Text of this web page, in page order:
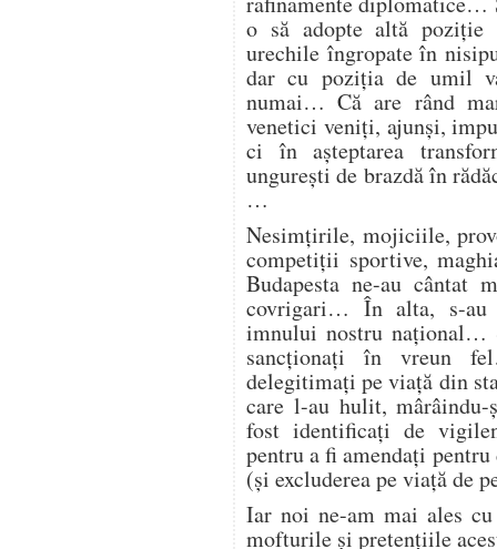
o să adopte altă poziție
urechile îngropate în
dar cu poziția de umil
numai… Că are rând
venetici veniți, ajunși,
ci în așteptarea
ungurești de brazdă în
…
Nesimțirile, mojiciile,
competiții sportive,
Budapesta ne-au cântat
covrigari… În alta, s-au
imnului nostru
sancționați în vreun
delegitimați pe viață din
care l-au hulit,
fost identificați de
pentru a fi amendați
(și excluderea pe viață de
Iar noi ne-am mai ales
mofturile și pretențiile